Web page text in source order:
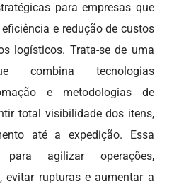
para empresas que
e redução de custos
logísticos. Trata-se de uma
combina tecnologias
e metodologias de
total visibilidade dos itens,
até a expedição. Essa
agilizar operações,
evitar rupturas e aumentar a